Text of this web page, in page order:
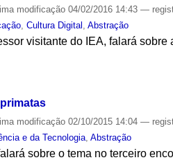
modificação 04/02/2016 14:43—
,Cultura Digital ,Abstração
visitante do IEA, falará
modificação 02/10/2015 14:04—
e da Tecnologia ,Abstração
sobre o tema no terceiro